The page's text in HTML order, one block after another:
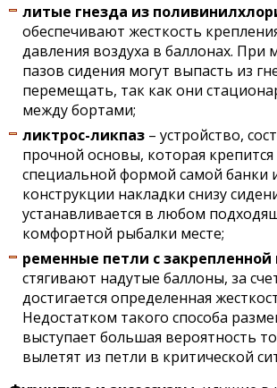
литые гнезда из
обеспечивают жесткость
давления воздуха в баллонах. При
пазов сидения могут выпасть из
перемещать, так как они
между бортами;
ликтрос-ликпаз – устройство,
прочной основы, которая крепится
специальной формой самой банки
конструкции накладки снизу
устанавливается в любом
комфортной рыбалки месте;
ременные петли с закрепленной
стягивают надутые баллоны, за
достигается определенная
Недостатком такого способа
выступает большая вероятность
вылетят из петли в критической